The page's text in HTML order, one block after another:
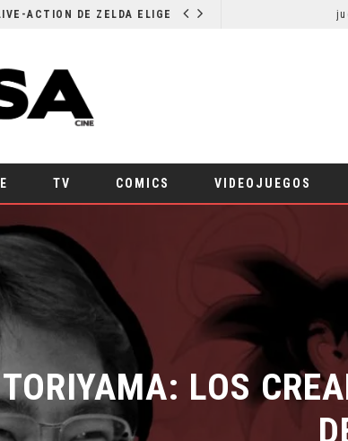
EL LIVE-ACTION DE ZELDA ELIGE A SU VILLANO
TV COMICS VIDEOJUEGOS
LOS